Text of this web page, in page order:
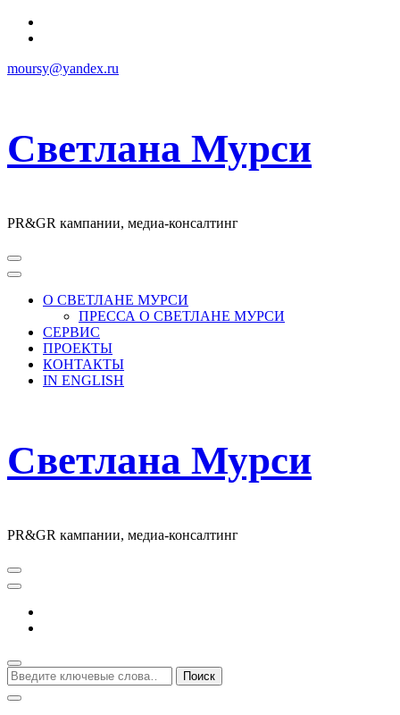
Перейти
moursy@yandex.ru
Светлана Мурси
PR&GR кампании, медиа-консалтинг
О СВЕТЛАНЕ МУРСИ
ПРЕССА О СВЕТЛАНЕ МУРСИ
СЕРВИС
ПРОЕКТЫ
КОНТАКТЫ
IN ENGLISH
Светлана Мурси
PR&GR кампании, медиа-консалтинг
Ищите
что-
то?